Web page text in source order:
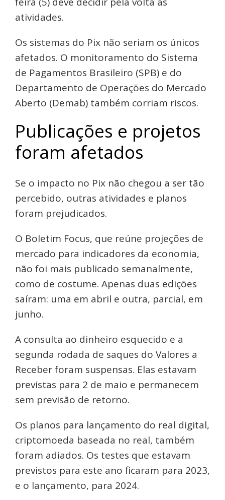
atividades.
Os sistemas do Pix não seriam os únicos
afetados. O monitoramento do Sistema
de Pagamentos Brasileiro (SPB) e do
Departamento de Operações do Mercado
Aberto (Demab) também corriam riscos.
Publicações e projetos
foram afetados
Se o impacto no Pix não chegou a ser tão
percebido, outras atividades e planos
foram prejudicados.
O Boletim Focus, que reúne projeções de
mercado para indicadores da economia,
não foi mais publicado semanalmente,
como de costume. Apenas duas edições
saíram: uma em abril e outra, parcial, em
junho.
A consulta ao dinheiro esquecido e a
segunda rodada de saques do Valores a
Receber foram suspensas. Elas estavam
previstas para 2 de maio e permanecem
sem previsão de retorno.
Os planos para lançamento do real digital,
criptomoeda baseada no real, também
foram adiados. Os testes que estavam
previstos para este ano ficaram para 2023,
e o lançamento, para 2024.